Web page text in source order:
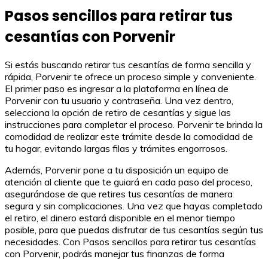
Pasos sencillos para retirar tus
cesantías con Porvenir
Si estás buscando retirar tus cesantías de forma sencilla y
rápida, Porvenir te ofrece un proceso simple y conveniente.
El primer paso es ingresar a la plataforma en línea de
Porvenir con tu usuario y contraseña. Una vez dentro,
selecciona la opción de retiro de cesantías y sigue las
instrucciones para completar el proceso. Porvenir te brinda la
comodidad de realizar este trámite desde la comodidad de
tu hogar, evitando largas filas y trámites engorrosos.
Además, Porvenir pone a tu disposición un equipo de
atención al cliente que te guiará en cada paso del proceso,
asegurándose de que retires tus cesantías de manera
segura y sin complicaciones. Una vez que hayas completado
el retiro, el dinero estará disponible en el menor tiempo
posible, para que puedas disfrutar de tus cesantías según tus
necesidades. Con Pasos sencillos para retirar tus cesantías
con Porvenir, podrás manejar tus finanzas de forma